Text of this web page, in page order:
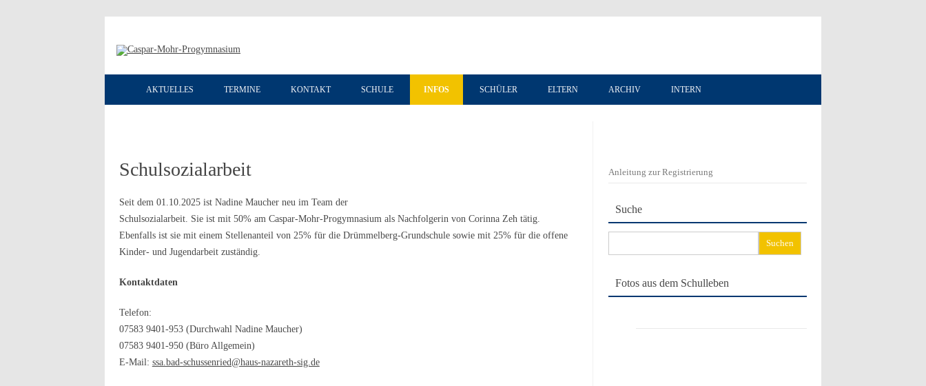
AKTUELLES TERMINE KONTAKT SCHULE INFOS SCHÜLER ELTERN ARCHIV INTERN
Schulsozialarbeit
Seit dem 01.10.2025 ist Nadine Maucher neu im Team der
Schulsozialarbeit. Sie ist mit 50% am Caspar-Mohr-Progymnasium als Nachfolgerin von Corinna Zeh tätig.
Ebenfalls ist sie mit einem Stellenanteil von 25% für die Drümmelberg-Grundschule sowie mit 25% für die offene
Kinder- und Jugendarbeit zuständig.
Kontaktdaten
Telefon:
07583 9401-953 (Durchwahl Nadine Maucher)
07583 9401-950 (Büro Allgemein)
E-Mail: ssa.bad-schussenried@haus-nazareth-sig.de
Anleitung zur Registrierung
Suche
nach:
Fotos aus dem Schulleben